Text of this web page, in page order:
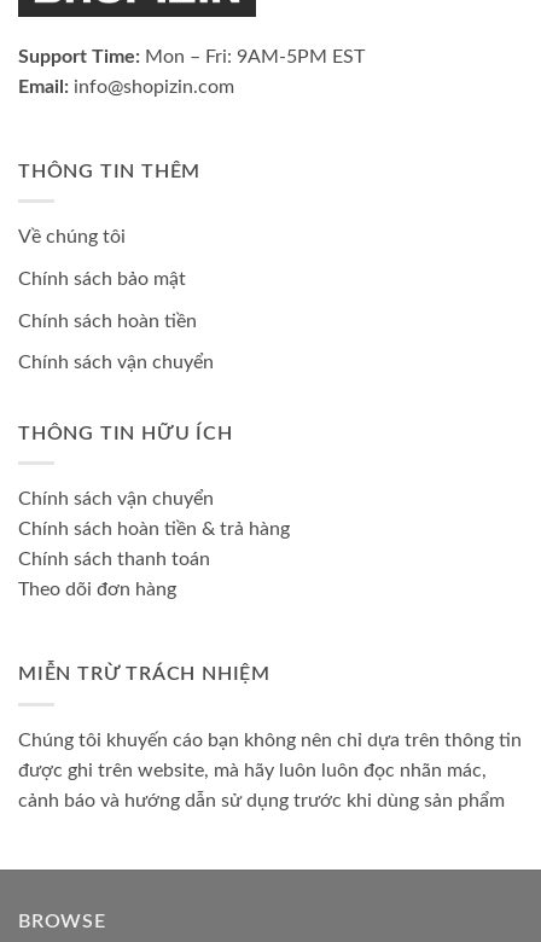
Support Time: Mon – Fri: 9AM-5PM EST
Email: info@shopizin.com
THÔNG TIN THÊM
Về chúng tôi
Chính sách bảo mật
Chính sách hoàn tiền
Chính sách vận chuyển
THÔNG TIN HỮU ÍCH
Chính sách vận chuyển
Chính sách hoàn tiền & trả hàng
Chính sách thanh toán
Theo dõi đơn hàng
MIỄN TRỪ TRÁCH NHIỆM
Chúng tôi khuyến cáo bạn không nên chỉ dựa trên thông tin
được ghi trên website, mà hãy luôn luôn đọc nhãn mác,
cảnh báo và hướng dẫn sử dụng trước khi dùng sản phẩm
BROWSE